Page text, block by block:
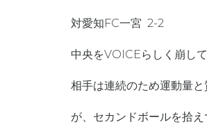
対愛知FC一宮 2-2
中央をVOICEらしく崩し
相手は連続のため運動量と
が、セカンドボールを拾